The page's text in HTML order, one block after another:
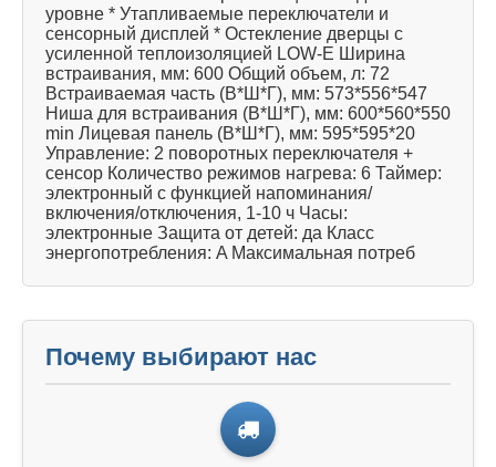
уровне * Утапливаемые переключатели и
сенсорный дисплей * Остекление дверцы с
усиленной теплоизоляцией LOW-E Ширина
встраивания, мм: 600 Общий объем, л: 72
Встраиваемая часть (В*Ш*Г), мм: 573*556*547
Ниша для встраивания (В*Ш*Г), мм: 600*560*550
min Лицевая панель (В*Ш*Г), мм: 595*595*20
Управление: 2 поворотных переключателя +
сенсор Количество режимов нагрева: 6 Таймер:
электронный с функцией напоминания/
включения/отключения, 1-10 ч Часы:
электронные Защита от детей: да Класс
энергопотребления: A Максимальная потреб
Почему выбирают нас